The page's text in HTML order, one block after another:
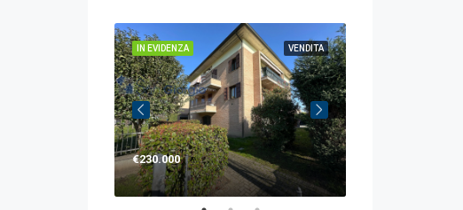
VENDITA
IN EVIDENZA
€230.000